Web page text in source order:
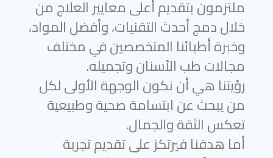
ملتزمون بتقديم أعلى معايير العلاج من
خلال دمج أحدث التقنيات، وأفضل المواد،
وخبرة أطبائنا المتخصصين في مختلف
مجالات طب الأسنان وتجميله.
رؤيتنا هي أن نكون الوجهة الأولى لكل
من يبحث عن ابتسامة صحية وطبيعية
تعكس الثقة والجمال.
أما هدفنا فيرتكز على تقديم تجربة